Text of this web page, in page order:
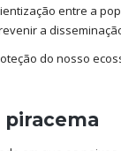
entre a
a
do nosso
piracema